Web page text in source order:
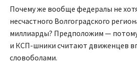
Почему же вообще федералы не
несчастного Волгоградского
миллиарды? Предположим —
и КСП-шники считают движенцев
словоболами.